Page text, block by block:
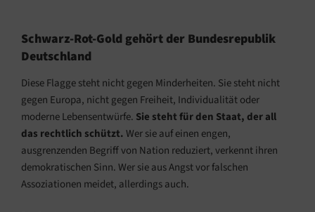
Schwarz-Rot-Gold gehört der Bundesrepublik
Deutschland
Diese Flagge steht nicht gegen Minderheiten. Sie steht nicht
gegen Europa, nicht gegen Freiheit, Individualität oder
moderne Lebensentwürfe. Sie steht für den Staat, der all
das rechtlich schützt.Wer sie auf einen engen,
ausgrenzenden Begriff von Nation reduziert, verkennt ihren
demokratischen Sinn. Wer sie aus Angst vor falschen
Assoziationen meidet, allerdings auch.